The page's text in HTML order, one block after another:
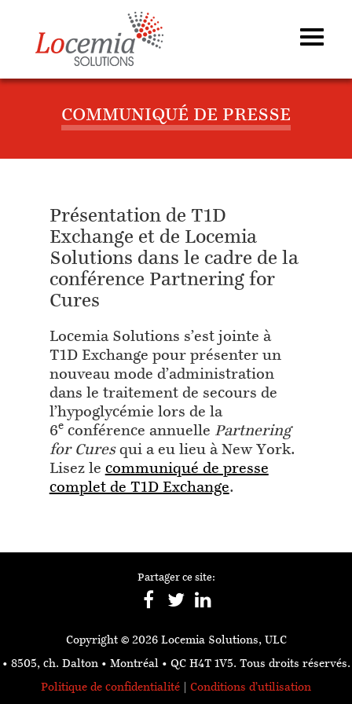
COMMUNIQUÉ DE PRESSE
Présentation de T1D
Exchange et de Locemia
Solutions dans le cadre de la
conférence Partnering for
Cures
Locemia Solutions s’est jointe à
T1D Exchange pour présenter un
nouveau mode d’administration
dans le traitement de secours de
l’hypoglycémie lors de la
6econférence annuelle Partnering
for Curesqui a eu lieu à New York.
Lisez le communiqué de presse
complet de T1D Exchange.
Partager ce site:
Copyright © 2026 Locemia Solutions, ULC
• 8505, ch. Dalton • Montréal • QC H4T 1V5. Tous droits réservés.
Politique de confidentialité
Conditions d’utilisation